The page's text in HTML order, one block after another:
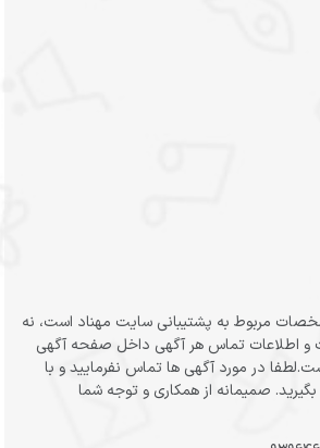
مربوط به پشتیبانی سایت مهناد است، نه
اطلاعات تماس هر آگهی داخل صفحه آگهی
در مورد آگهی ها تماس نفرمایید و با
صمیمانه از همکاری و توجه شما